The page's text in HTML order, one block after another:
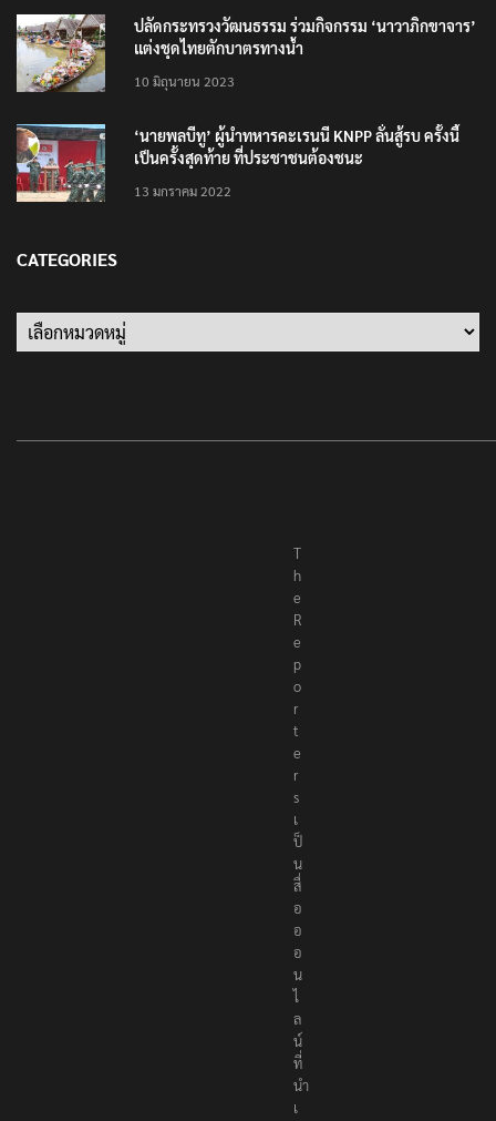
ปลัดกระทรวงวัฒนธรรม ร่วมกิจกรรม ‘นาวาภิกขาจาร’
แต่งชุดไทยตักบาตรทางน้ำ
10 มิถุนายน 2023
‘นายพลบีทู’ ผู้นำทหารคะเรนนี KNPP ลั่นสู้รบ ครั้งนี้
เป็นครั้งสุดท้าย ที่ประชาชนต้องชนะ
13 มกราคม 2022
CATEGORIES
T
h
e
R
e
p
o
r
t
e
r
s
เ
ป็
น
สื่
อ
อ
อ
น
ไ
ล
น์
ที่
นำ
เ